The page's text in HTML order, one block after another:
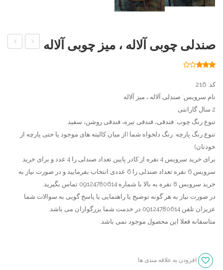
صندلی چوبی آلاله ، میز چوبی آلاله
از 5
امتیاز
مشتری
کد: 216
نام سرویس: صندلی آلاله ، میز آلاله
2 سال گارانتی
تنوع رنگ چوب: فندقی، فندقی تیره، فندقی روشن، سفید.
تنوع رنگ پارچه: رنگ دلخواه شما (از میان کالیته های موجود یا حتی پارچه از
خودتان)
برای خرید سرویس 4 نفره از کادر پایین تعداد صندلی را 4 عدد و برای خرید
سرویس 6 نفره تعداد صندلی را 6 عددی انتخاب بفرمایید و در صورت نیاز به
خرید سرویس 8 نفره به بالا با شماره 09124780614 تماس بگیرید.
در صورت نیاز به هر گونه توضیح یا راهنمایی یا پاسخ گویی به سوالات شما
عزیزان تلفن 09124780614 در خدمت شما بزرگواران می باشد.
متاسفانه فعلا این محصول موجود نمی باشد.
افزودن به علاقه مندی ها